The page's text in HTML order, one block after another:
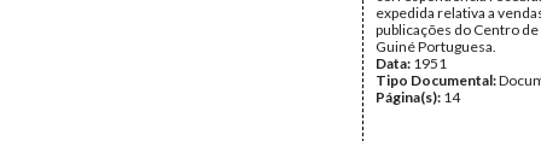
expedida relativa a
publicações do Centro
Guiné Portuguesa.
Data: 1951
Tipo Documental:
Página(s): 14